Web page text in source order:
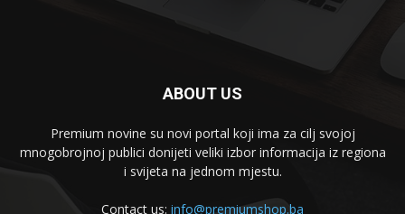
ABOUT US
Premium novine su novi portal koji ima za cilj svojoj
mnogobrojnoj publici donijeti veliki izbor informacija iz regiona
i svijeta na jednom mjestu.
Contact us: info@premiumshop.ba